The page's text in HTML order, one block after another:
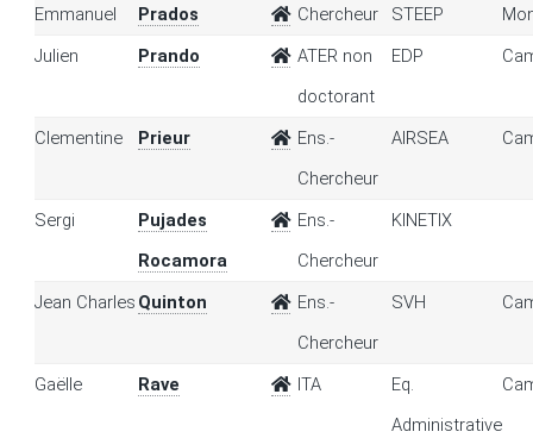
Emmanuel
Prados Chercheur STEEP
Julien
Prando
ATER non
doctorant
EDP
Clementine Prieur
Ens.-
Chercheur
AIRSEA
Sergi
Pujades
Rocamora
Ens.-
Chercheur
KINETIX
Jean Charles Quinton
Ens.-
Chercheur
SVH
Gaëlle Rave ITA
Eq.
Administrative